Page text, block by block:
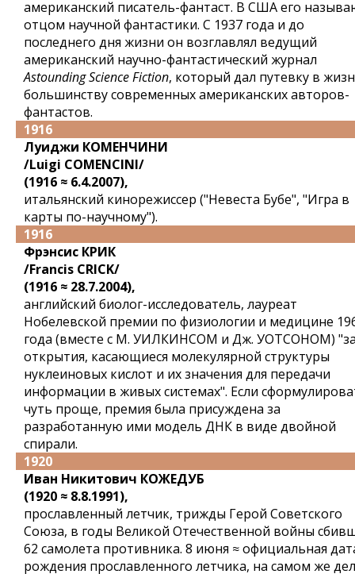
американский писатель-фантаст. В США его
отцом научной фантастики. С 1937 года и до
последнего дня жизни он возглавлял ведущий
американский научно-фантастический журнал
Astounding Science Fiction, который дал путевку в
большинству современных американских авторов-
фантастов.
1916
Луиджи КОМЕНЧИНИ
/Luigi COMENCINI/
(1916 ≈ 6.4.2007),
итальянский кинорежиссер ("Невеста Бубе", "Игра в
карты по-научному").
1916
Фрэнсис КРИК
/Francis CRICK/
(1916 ≈ 28.7.2004),
английский биолог-исследователь, лауреат
Нобелевской премии по физиологии и медицине
года (вместе с М. УИЛКИНСОМ и Дж. УОТСОНОМ)
открытия, касающиеся молекулярной структуры
нуклеиновых кислот и их значения для передачи
информации в живых системах". Если
чуть проще, премия была присуждена за
разработанную ими модель ДНК в виде двойной
спирали.
1920
Иван Никитович КОЖЕДУБ
(1920 ≈ 8.8.1991),
прославленный летчик, трижды Герой Советского
Союза, в годы Великой Отечественной войны
62 самолета противника. 8 июня ≈ официальная
рождения прославленного летчика, на самом же